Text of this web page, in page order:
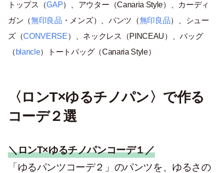
トップス（GAP）、アウター（Canaria Style）、カーディ
ガン（無印良品 ・メンズ）、パンツ（無印良品）、シュー
ズ（CONVERSE）、ネックレス（PINCEAU）、バッグ
（ blancle）トートバッグ（Canaria Style）
〈ロンT×ゆるチノパン〉で作る
コーデ２選
＼ロンT×ゆるチノパンコーデ１／
「ゆるパンツコーデ２」のパンツを、ゆるさの